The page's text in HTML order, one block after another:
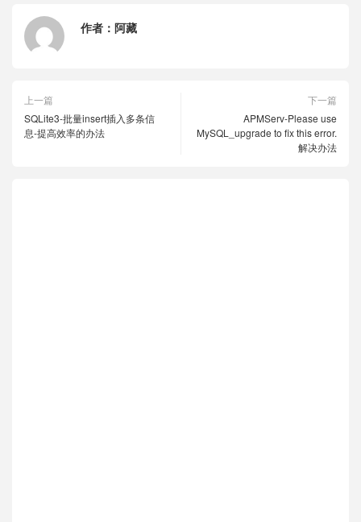
作者： 阿藏
上一篇
SQLite3-批量insert插入多条信
息-提高效率的办法
下一篇
APMServ-Please use
MySQL_upgrade to fix this error.
解决办法